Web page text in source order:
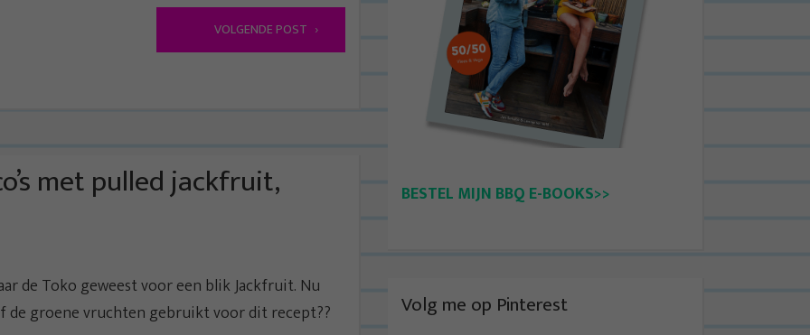
VOLGENDE POST
met pulled jackfruit,
de Toko geweest voor een blik Jackfruit. Nu
de groene vruchten gebruikt voor dit recept??
BESTEL MIJN BBQ E-BOOKS>>
Volg me op Pinterest